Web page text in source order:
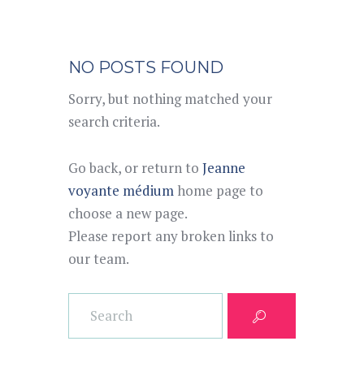
NO POSTS FOUND
Sorry, but nothing matched your
search criteria.
Go back, or return to Jeanne
voyante médium home page to
choose a new page.
Please report any broken links to
our team.